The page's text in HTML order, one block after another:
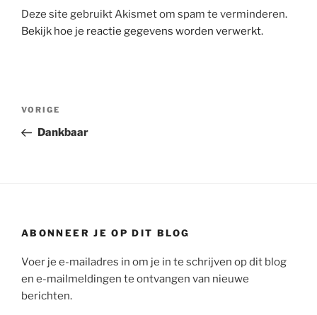
Deze site gebruikt Akismet om spam te verminderen.
Bekijk hoe je reactie gegevens worden verwerkt.
Bericht
Vorig
bericht
VORIGE
Dankbaar
ABONNEER JE OP DIT BLOG
Voer je e-mailadres in om je in te schrijven op dit blog
en e-mailmeldingen te ontvangen van nieuwe
berichten.